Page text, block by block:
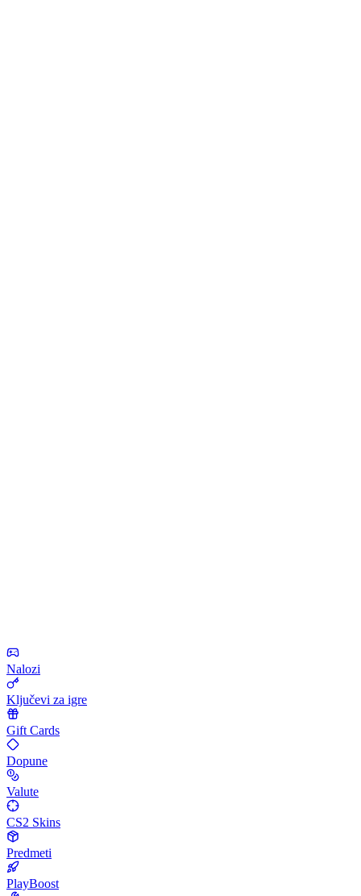
Nalozi
Ključevi za igre
Gift Cards
Dopune
Valute
CS2 Skins
Predmeti
PlayBoost